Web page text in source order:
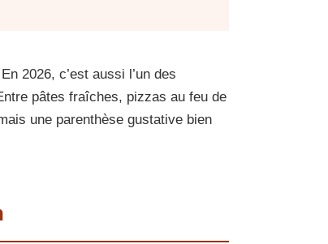
2026, c’est aussi l’un des
pâtes fraîches, pizzas au feu de
une parenthèse gustative bien